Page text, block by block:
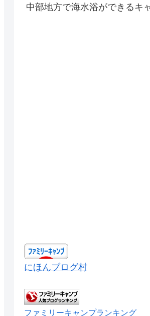
中部地方で海水浴ができるキ
にほんブログ村
ファミリーキャンプランキング